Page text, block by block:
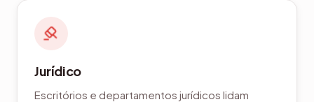
Jurídico
Escritórios e departamentos jurídicos lidam